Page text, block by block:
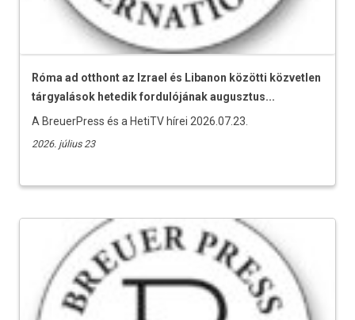
Róma ad otthont az Izrael és Libanon közötti közvetlen
tárgyalások hetedik fordulójának augusztus...
A BreuerPress és a HetiTV hírei 2026.07.23.
2026. július 23